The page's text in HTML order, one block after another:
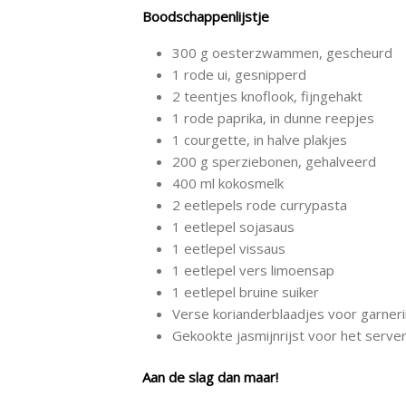
Boodschappenlijstje
300 g oesterzwammen, gescheurd
1 rode ui, gesnipperd
2 teentjes knoflook, fijngehakt
1 rode paprika, in dunne reepjes
1 courgette, in halve plakjes
200 g sperziebonen, gehalveerd
400 ml kokosmelk
2 eetlepels rode currypasta
1 eetlepel sojasaus
1 eetlepel vissaus
1 eetlepel vers limoensap
1 eetlepel bruine suiker
Verse korianderblaadjes voor
Gekookte jasmijnrijst voor het
Aan de slag dan maar!